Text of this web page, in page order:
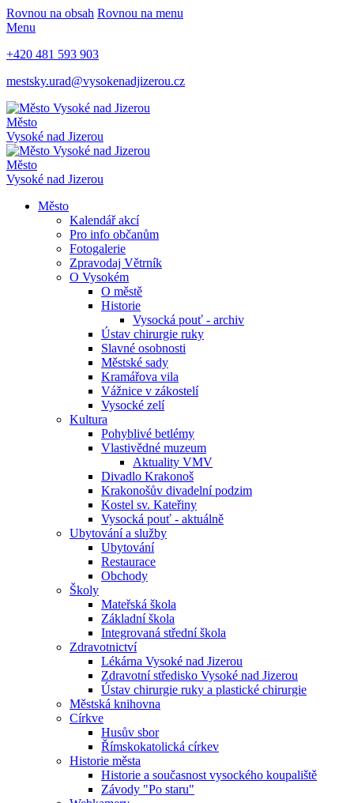
Rovnou na obsah Rovnou na menu
Menu
+420 481 593 903
mestsky.urad@vysokenadjizerou.cz
Město
Vysoké nad Jizerou
Město
Vysoké nad Jizerou
Město
Kalendář akcí
Pro info občanům
Fotogalerie
Zpravodaj Větrník
O Vysokém
O městě
Historie
Vysocká pouť - archiv
Ústav chirurgie ruky
Slavné osobnosti
Městské sady
Kramářova vila
Vážnice v zákostelí
Vysocké zelí
Kultura
Pohyblivé betlémy
Vlastivědné muzeum
Aktuality VMV
Divadlo Krakonoš
Krakonošův divadelní podzim
Kostel sv. Kateřiny
Vysocká pouť - aktuálně
Ubytování a služby
Ubytování
Restaurace
Obchody
Školy
Mateřská škola
Základní škola
Integrovaná střední škola
Zdravotnictví
Lékárna Vysoké nad Jizerou
Zdravotní středisko Vysoké nad Jizerou
Ústav chirurgie ruky a plastické chirurgie
Městská knihovna
Církve
Husův sbor
Římskokatolická církev
Historie města
Historie a současnost vysockého koupaliště
Závody "Po staru"